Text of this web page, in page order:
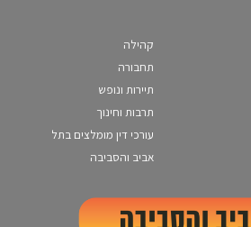
קהילה
תחבורה
תיירות ונופש
תרבות וחינוך
עורכי דין מומלצים בתל
אביב והסביבה